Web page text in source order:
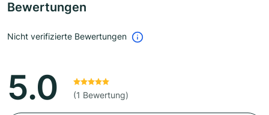
Bewertungen
Nicht verifizierte Bewertungen
5.0 (1 Bewertung)